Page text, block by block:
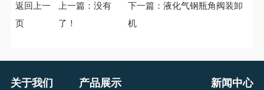
返回上一
页
上一篇：没有
了！
下一篇： 液化气钢瓶角阀装卸
机
关于我们 产品展示 新闻中心